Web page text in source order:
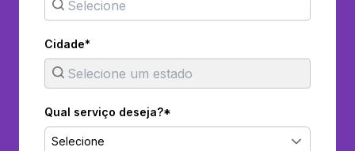
Cidade*
Qual serviço deseja?*
Selecione